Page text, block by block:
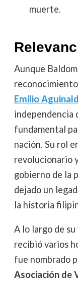
muerte.
Aunque
Emilio
independencia
fundamental
nación. Su rol
revolucionario
gobierno de la
dejado un
la historia
A lo largo de
recibió varios
fue nombrado
Asociación de